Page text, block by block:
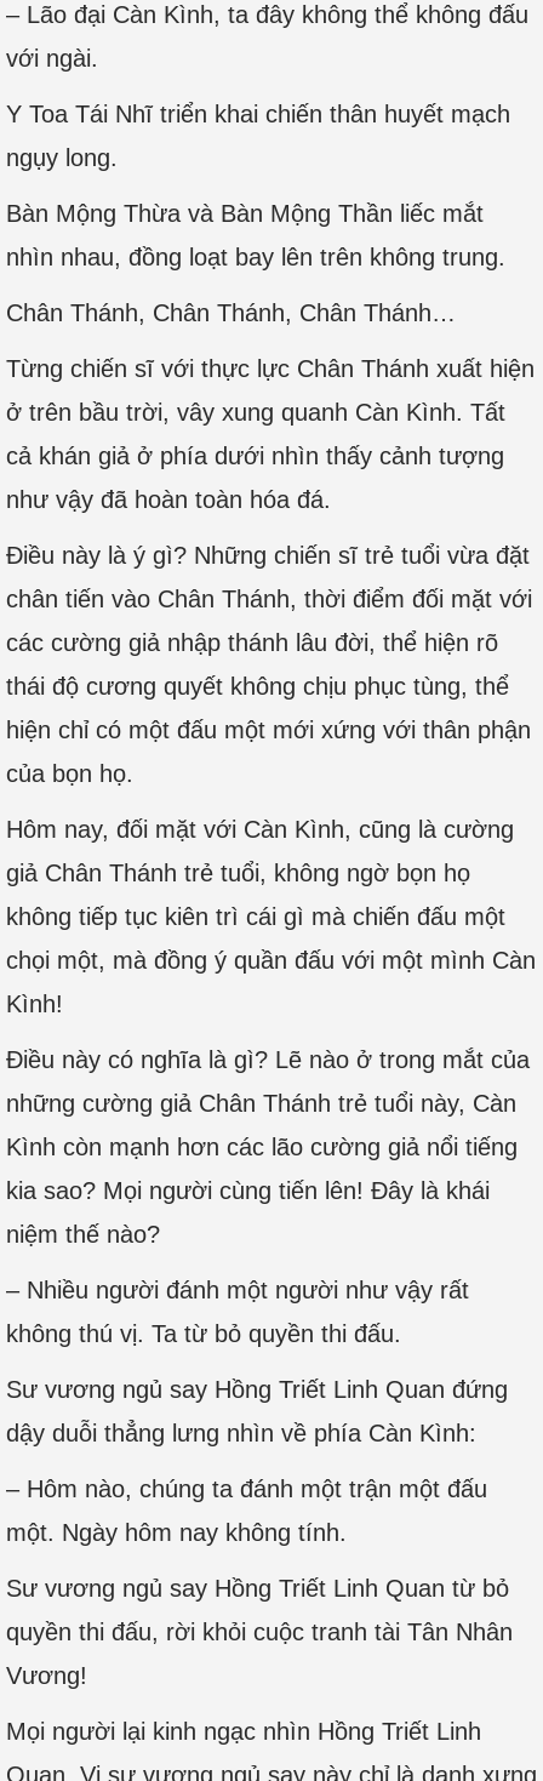
– Lão đại Càn Kình, ta đây không thể không đấu
với ngài.
Y Toa Tái Nhĩ triển khai chiến thân huyết mạch
ngụy long.
Bàn Mộng Thừa và Bàn Mộng Thần liếc mắt
nhìn nhau, đồng loạt bay lên trên không trung.
Chân Thánh, Chân Thánh, Chân Thánh…
Từng chiến sĩ với thực lực Chân Thánh xuất hiện
ở trên bầu trời, vây xung quanh Càn Kình. Tất
cả khán giả ở phía dưới nhìn thấy cảnh tượng
như vậy đã hoàn toàn hóa đá.
Điều này là ý gì? Những chiến sĩ trẻ tuổi vừa đặt
chân tiến vào Chân Thánh, thời điểm đối mặt với
các cường giả nhập thánh lâu đời, thể hiện rõ
thái độ cương quyết không chịu phục tùng, thể
hiện chỉ có một đấu một mới xứng với thân phận
của bọn họ.
Hôm nay, đối mặt với Càn Kình, cũng là cường
giả Chân Thánh trẻ tuổi, không ngờ bọn họ
không tiếp tục kiên trì cái gì mà chiến đấu một
chọi một, mà đồng ý quần đấu với một mình Càn
Kình!
Điều này có nghĩa là gì? Lẽ nào ở trong mắt của
những cường giả Chân Thánh trẻ tuổi này, Càn
Kình còn mạnh hơn các lão cường giả nổi tiếng
kia sao? Mọi người cùng tiến lên! Đây là khái
niệm thế nào?
– Nhiều người đánh một người như vậy rất
không thú vị. Ta từ bỏ quyền thi đấu.
Sư vương ngủ say Hồng Triết Linh Quan đứng
dậy duỗi thẳng lưng nhìn về phía Càn Kình:
– Hôm nào, chúng ta đánh một trận một đấu
một. Ngày hôm nay không tính.
Sư vương ngủ say Hồng Triết Linh Quan từ bỏ
quyền thi đấu, rời khỏi cuộc tranh tài Tân Nhân
Vương!
Mọi người lại kinh ngạc nhìn Hồng Triết Linh
Quan. Vị sư vương ngủ say này chỉ là danh xưng